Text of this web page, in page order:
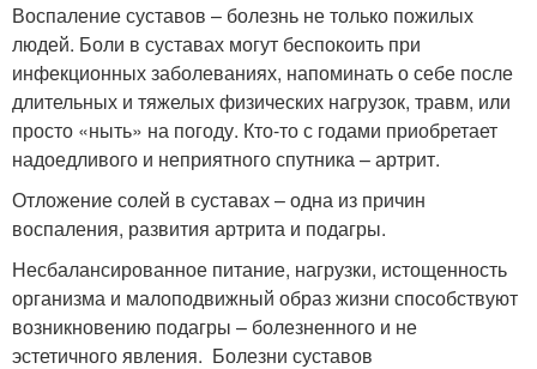
Воспаление суставов – болезнь не только пожилых
людей. Боли в суставах могут беспокоить при
инфекционных заболеваниях, напоминать о себе после
длительных и тяжелых физических нагрузок, травм, или
просто «ныть» на погоду. Кто-то с годами приобретает
надоедливого и неприятного спутника – артрит.
Отложение солей в суставах – одна из причин
воспаления, развития артрита и подагры.
Несбалансированное питание, нагрузки, истощенность
организма и малоподвижный образ жизни способствуют
возникновению подагры – болезненного и не
эстетичного явления. Болезни суставов